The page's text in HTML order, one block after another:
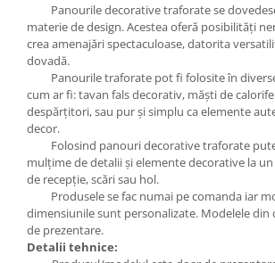
Panourile decorative traforate se
materie de design. Acestea oferă posibilități
crea amenajări spectaculoase, datorita
dovadă.
Panourile traforate pot fi folosite în
cum ar fi: tavan fals decorativ, măști de
despărțitori, sau pur și simplu ca elemente
decor.
Folosind panouri decorative traforate
mulțime de detalii și elemente decorative la
de recepție, scări sau hol.
Produsele se fac numai pe comanda iar
dimensiunile sunt personalizate. Modelele din
de prezentare.
Detalii tehnice: